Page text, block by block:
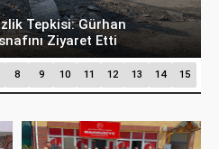
Parti’ye Geçişte
8 9 10 11 12 13 14 15